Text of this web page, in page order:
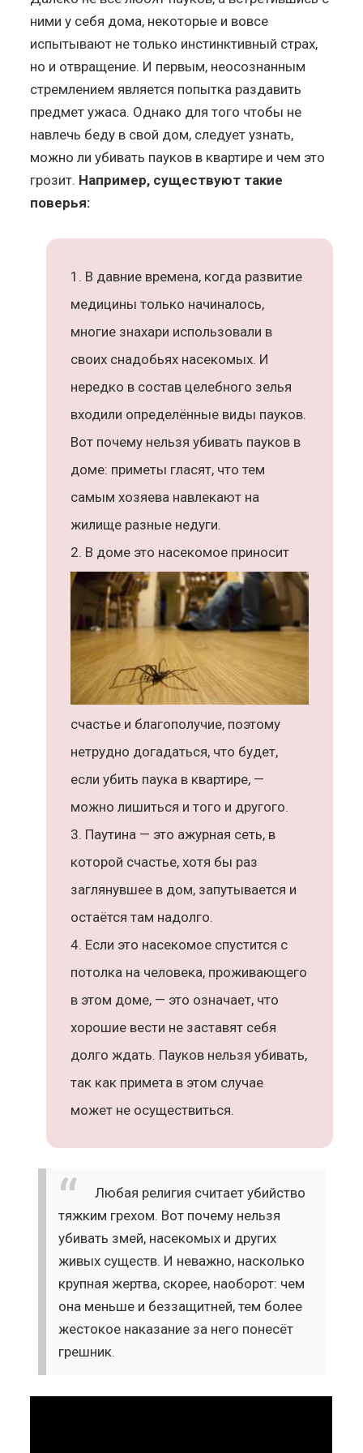
ними у себя дома, некоторые и вовсе
испытывают не только инстинктивный страх,
но и отвращение. И первым, неосознанным
стремлением является попытка раздавить
предмет ужаса. Однако для того чтобы не
навлечь беду в свой дом, следует узнать,
можно ли убивать пауков в квартире и чем это
грозит. Например, существуют такие
поверья:
В давние времена, когда развитие
медицины только начиналось,
многие знахари использовали в
своих снадобьях насекомых. И
нередко в состав целебного зелья
входили определённые виды пауков.
Вот почему нельзя убивать пауков в
доме: приметы гласят, что тем
самым хозяева навлекают на
жилище разные недуги.
В доме это насекомое приносит
счастье и благополучие, поэтому
нетрудно догадаться, что будет,
если убить паука в квартире, —
можно лишиться и того и другого.
Паутина — это ажурная сеть, в
которой счастье, хотя бы раз
заглянувшее в дом, запутывается и
остаётся там надолго.
Если это насекомое спустится с
потолка на человека, проживающего
в этом доме, — это означает, что
хорошие вести не заставят себя
долго ждать. Пауков нельзя убивать,
так как примета в этом случае
может не осуществиться.
Любая религия считает убийство
тяжким грехом. Вот почему нельзя
убивать змей, насекомых и других
живых существ. И неважно, насколько
крупная жертва, скорее, наоборот: чем
она меньше и беззащитней, тем более
жестокое наказание за него понесёт
грешник.